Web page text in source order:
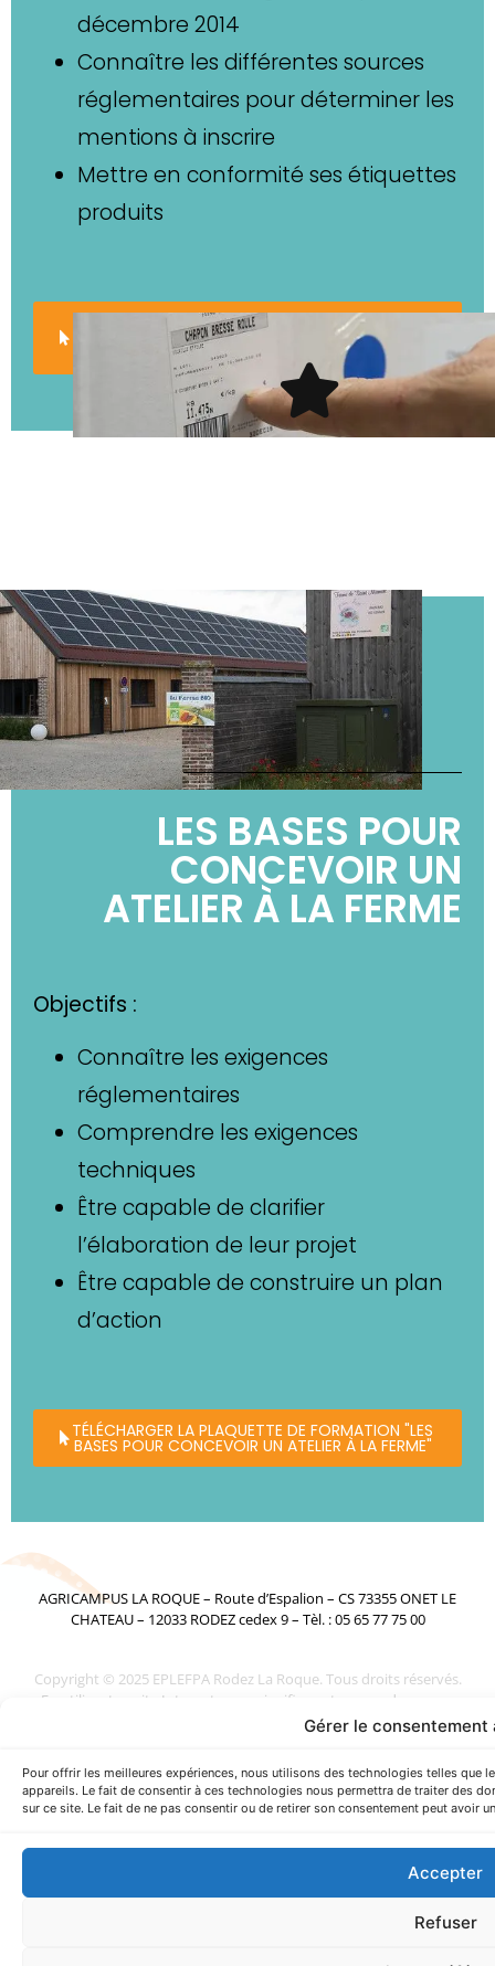
Gérer le consentement
Pour offrir les meilleures expériences, nous utilisons des technologies telles que
appareils. Le fait de consentir à ces technologies nous permettra de traiter des
sur ce site. Le fait de ne pas consentir ou de retirer son consentement peut avoir
Accepter
Refuser
décembre 2014
Connaître les différentes sources
réglementaires pour déterminer les
mentions à inscrire
Mettre en conformité ses étiquettes
produits
TÉLÉCHARGER LA PLAQUETTE DE FORMATION
"METTRE EN CONFORMITÉ SON ÉTIQUETAGE
ALIMENTAIRE"
LES BASES POUR
CONCEVOIR UN
ATELIER À LA FERME
Objectifs :
Connaître les exigences
réglementaires
Comprendre les exigences
techniques
Être capable de clarifier
l’élaboration de leur projet
Être capable de construire un plan
d’action
TÉLÉCHARGER LA PLAQUETTE DE FORMATION "LES
BASES POUR CONCEVOIR UN ATELIER À LA FERME"
AGRICAMPUS LA ROQUE – Route d’Espalion – CS 73355 ONET LE
CHATEAU – 12033 RODEZ cedex 9 – Tèl. : 05 65 77 75 00
Copyright © 2025 EPLEFPA Rodez La Roque. Tous droits réservés.
En utilisant ce site Internet, vous signifiez votre accord avec ses
conditions d’utilisation.